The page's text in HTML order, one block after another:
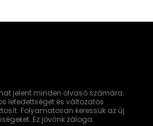
jelent minden olvasó számára.
lefedettséget és változatos
Folyamatosan keressük az új
Ez jövőnk záloga.